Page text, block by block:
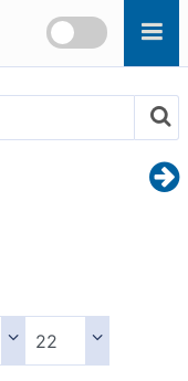
Skip to main content